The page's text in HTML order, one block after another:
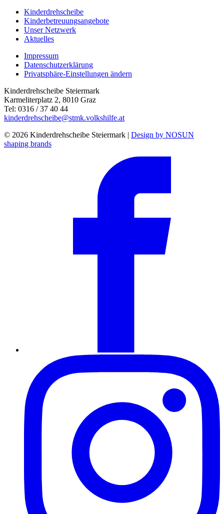
Kinderdrehscheibe
Kinderbetreuungs­angebote
Unser Netzwerk
Aktuelles
Impressum
Datenschutzerklärung
Privatsphäre-Einstellungen ändern
Kinderdrehscheibe Steiermark
Karmeliterplatz 2, 8010 Graz
Tel: 0316 / 37 40 44
kinderdrehscheibe@stmk.volkshilfe.at
© 2026 Kinderdrehscheibe Steiermark | Design by NOSUN
shaping brands